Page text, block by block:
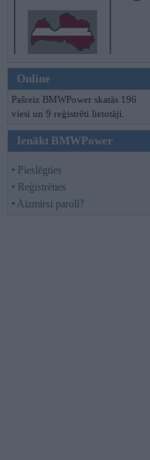
Online
Pašreiz BMWPower skatās 196
viesi un 9 reģistrēti lietotāji.
Ienākt BMWPower
• Pieslēgties
• Reģistrēties
• Aizmirsi paroli?